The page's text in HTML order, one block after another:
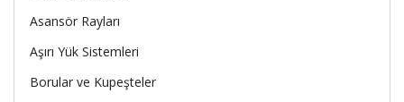
Asansör Rayları
Aşırı Yük Sistemleri
Borular ve Kupeşteler